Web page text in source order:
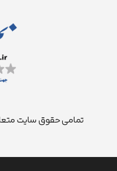
تمامی حقوق سایت